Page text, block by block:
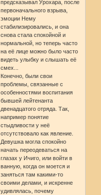
предсказывал Урохара, после
первоначального взрыва,
эмоции Нему
стабилизировались, и она
снова стала спокойной и
нормальной, но теперь часто
на её лице можно было часто
видеть улыбку и слышать её
смех...
Конечно, были свои
проблемы, связанные с
особенностями воспитания
бывшей лейтенанта
двенадцатого отряда. Так,
например понятие
стыдливости у неё
отсутствовало как явление.
Девушка могла спокойно
начать переодеваться на
глазах у Ичиго, или войти в
ванную, когда он моется и
заняться там какими-то
своими делами, и искренне
удивлялась, почему